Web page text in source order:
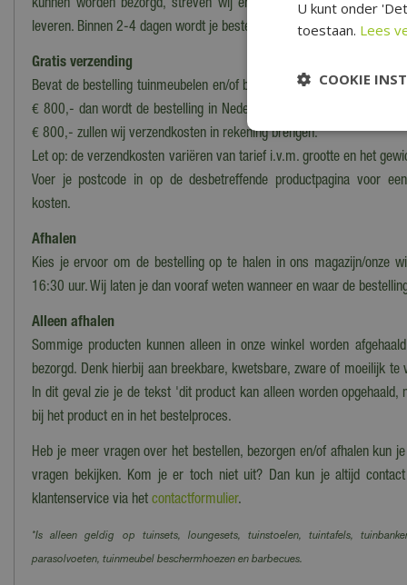
kunnen worden bezorgd, streven wij ernaar om de bestelling
leveren. Binnen 2-4 dagen wordt je bestelling thuisbezorgd door een
Gratis verzending
Bevat de bestelling tuinmeubelen en/of barbecues én heeft het een
€ 800,- dan wordt de bestelling in Nederland
€ 800,- zullen wij verzendkosten in rekening brengen.
Let op: de verzendkosten variëren van tarief i.v.m. grootte en het
Voer je postcode in op de desbetreffende productpagina voor
kosten.
Afhalen
Kies je ervoor om de bestelling op te halen in ons magazijn/onze
16:30 uur. Wij laten je dan vooraf weten wanneer en waar de
Alleen afhalen
Sommige producten kunnen alleen in onze winkel worden
bezorgd. Denk hierbij aan breekbare, kwetsbare, zware of moeilijk te
In dit geval zie je de tekst 'dit product kan alleen worden opgehaald,
bij het product en in het bestelproces.
Heb je meer vragen over het bestellen, bezorgen en/of afhalen kun je
vragen bekijken. Kom je er toch niet uit? Dan kun je altijd
klantenservice via het contactformulier.
*Is alleen geldig op tuinsets, loungesets, tuinstoelen, tuintafels,
parasolvoeten, tuinmeubel beschermhoezen en barbecues.
U kunt onder
toestaan. Lees
COOKIE